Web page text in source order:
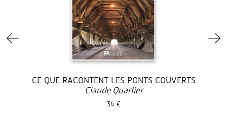
CE QUE RACONTENT LES PONTS COUVERTS
Claude Quartier
34 €